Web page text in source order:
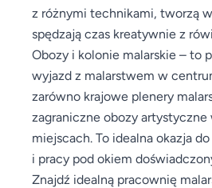
z różnymi technikami, tworzą
spędzają czas kreatywnie z
Obozy i kolonie malarskie – to
wyjazd z malarstwem w
zarówno krajowe plenery
zagraniczne obozy artystyczne
miejscach. To idealna okazja
i pracy pod okiem
Znajdź idealną pracownię